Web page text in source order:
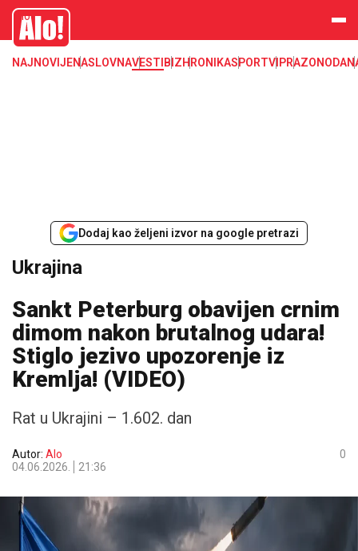
Ukrajina
Alo
NAJNOVIJENASLOVNAVESTI BIZHRONIKASPORTVIPRAZONODA
Dodaj kao željeni izvor na google pretrazi
Ukrajina
Sankt Peterburg obavijen crnim
dimom nakon brutalnog udara!
Stiglo jezivo upozorenje iz
Kremlja! (VIDEO)
Rat u Ukrajini – 1.602. dan
Autor: Alo
04.06.2026.
21:36
0